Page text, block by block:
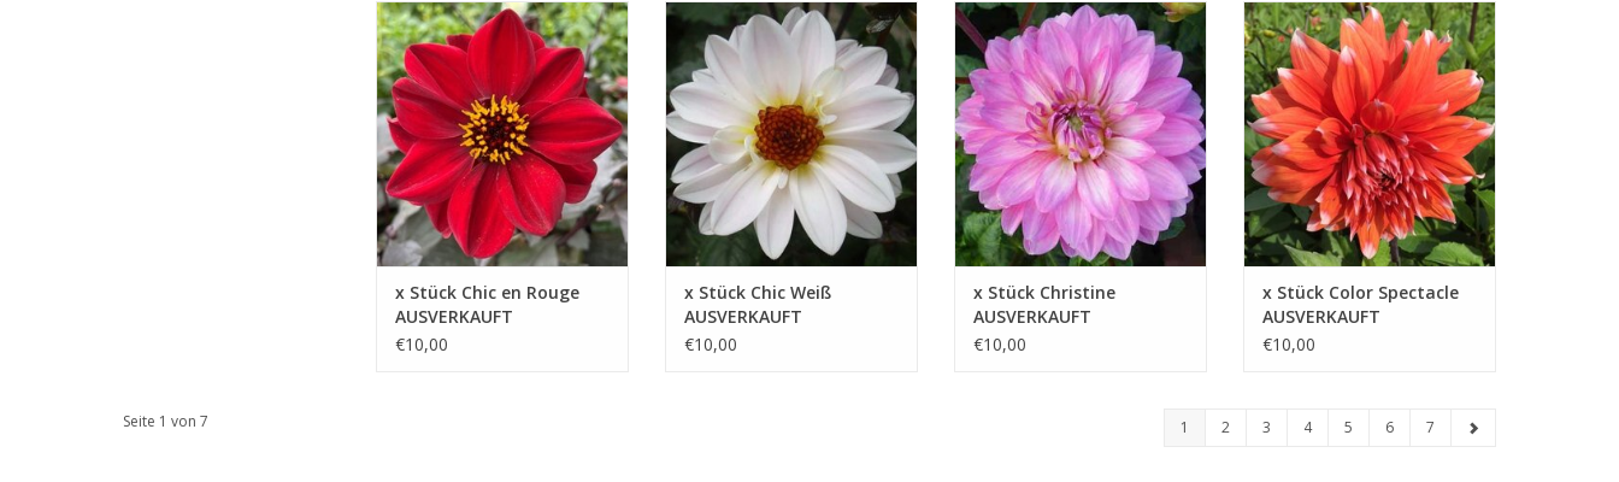
Chic und Rouge bringt nicht nur
Schönheit; sie bringt auch Leben
in den Garten. Bienen und
Schmetterlinge lieben die Blüten
ZUM WARENKORB HINZUFÜGEN
x Stück Chic en Rouge
AUSVERKAUFT
€10,00
Das Tolle an dieser Pflanze ist,
dass sie nicht nur schön ist,
sondern auch einen wichtigen
Beitrag zur Artenvielfalt im
Garten leistet
ZUM WARENKORB HINZUFÜGEN
x Stück Chic Weiß
AUSVERKAUFT
€10,00
Schnittdahlie Christine ist nicht
nur eine Augenweide, sondern
auch eine hervorragende
Schnittblume, mit der man
Freude ins Haus bringen kann
ZUM WARENKORB HINZUFÜGEN
x Stück Christine
AUSVERKAUFT
€10,00
Die leuchtend orange Farbe mit
teilweise weißen Blattspitzen
sorgt für ein fröhliches und
stilvolles Erscheinungsbild
ZUM WARENKORB HINZUFÜGEN
x Stück Color Spectacle
AUSVERKAUFT
€10,00
Seite 1 von 7 1 2 3 4 5 6 7